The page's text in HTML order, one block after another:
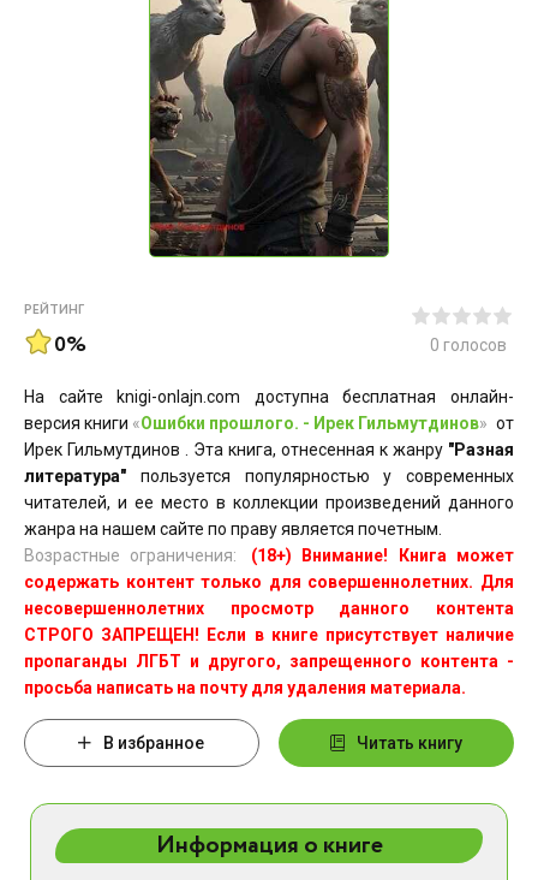
РЕЙТИНГ
0% 0 голосов
На сайте knigi-onlajn.com доступна бесплатная онлайн-
версия книги «Ошибки прошлого. - Ирек Гильмутдинов» от
Ирек Гильмутдинов . Эта книга, отнесенная к жанру "Разная
литература" пользуется популярностью у современных
читателей, и ее место в коллекции произведений данного
жанра на нашем сайте по праву является почетным.
Возрастные ограничения:
(18+) Внимание! Книга может
содержать контент только для совершеннолетних. Для
несовершеннолетних просмотр данного контента
СТРОГО ЗАПРЕЩЕН! Если в книге присутствует наличие
пропаганды ЛГБТ и другого, запрещенного контента -
просьба написать на почту для удаления материала.
В избранное Читать книгу
Информация о книге